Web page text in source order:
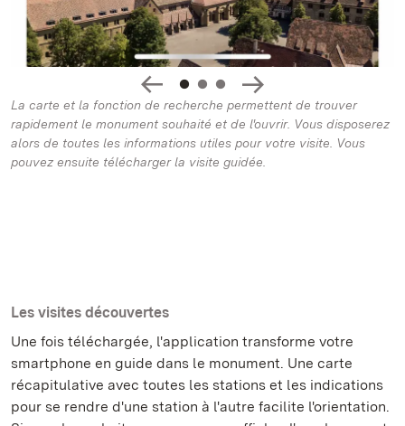
La carte et la fonction de recherche permettent de trouver
rapidement le monument souhaité et de l'ouvrir. Vous disposerez
alors de toutes les informations utiles pour votre visite. Vous
pouvez ensuite télécharger la visite guidée.
Les visites découvertes
Une fois téléchargée, l'application transforme votre
smartphone en guide dans le monument. Une carte
récapitulative avec toutes les stations et les indications
pour se rendre d'une station à l'autre facilite l'orientation.